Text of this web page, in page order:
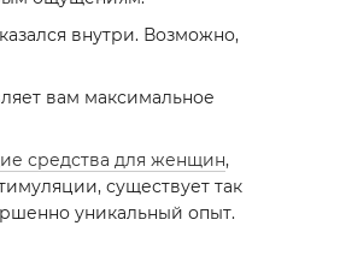
внутри. Возможно,
вам максимальное
средства для женщин,
существует так
уникальный опыт.